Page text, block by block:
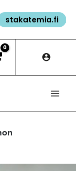
stakatemia.fi